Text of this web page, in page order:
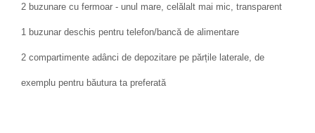
2 buzunare cu fermoar - unul mare, celălalt mai mic, transparent
1 buzunar deschis pentru telefon/bancă de alimentare
2 compartimente adânci de depozitare pe părțile laterale, de
exemplu pentru băutura ta preferată